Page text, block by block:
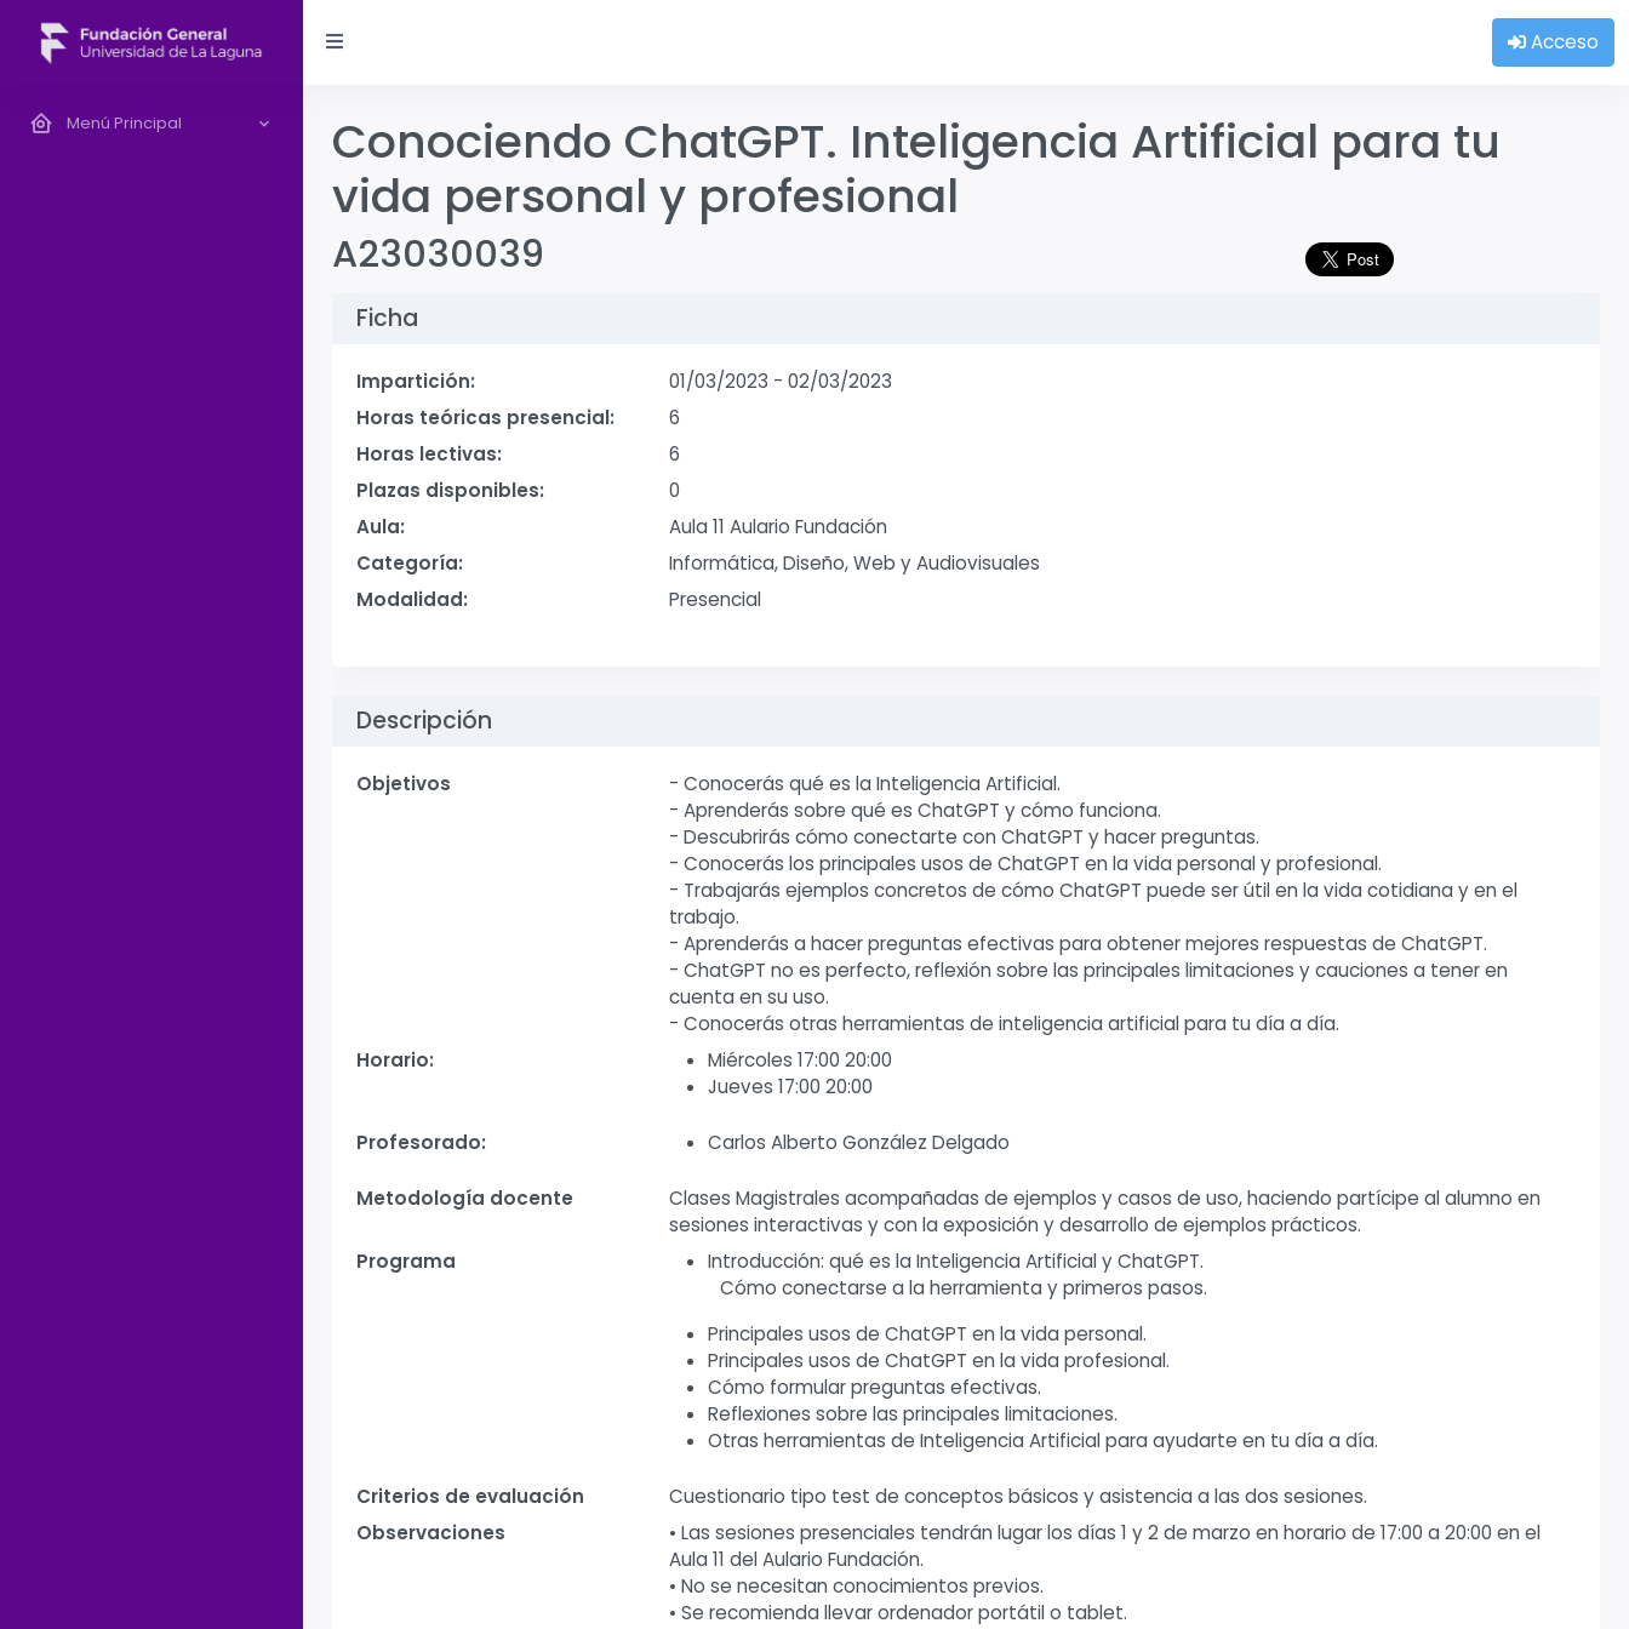
Acceso
Menú Principal
Conociendo ChatGPT. Inteligencia Artificial para tu
vida personal y profesional
A23030039
Ficha
Impartición: 01/03/2023 - 02/03/2023
Horas teóricas presencial:
6
Horas lectivas:
6
Plazas disponibles:
0
Aula:
Aula 11 Aulario Fundación
Categoría:
Informática, Diseño, Web y Audiovisuales
Modalidad:
Presencial
Descripción
Objetivos
- Conocerás qué es la Inteligencia Artificial.
- Aprenderás sobre qué es ChatGPT y cómo funciona.
- Descubrirás cómo conectarte con ChatGPT y hacer preguntas.
- Conocerás los principales usos de ChatGPT en la vida personal y profesional.
- Trabajarás ejemplos concretos de cómo ChatGPT puede ser útil en la vida cotidiana y en el
trabajo.
- Aprenderás a hacer preguntas efectivas para obtener mejores respuestas de ChatGPT.
- ChatGPT no es perfecto, reflexión sobre las principales limitaciones y cauciones a tener en
cuenta en su uso.
- Conocerás otras herramientas de inteligencia artificial para tu día a día.
Horario:
Miércoles 17:00 20:00
Jueves 17:00 20:00
Profesorado: Carlos Alberto González Delgado
Metodología docente
Clases Magistrales acompañadas de ejemplos y casos de uso, haciendo partícipe al alumno en
sesiones interactivas y con la exposición y desarrollo de ejemplos prácticos.
Programa
Introducción: qué es la Inteligencia Artificial y ChatGPT.
Cómo conectarse a la herramienta y primeros pasos.
Principales usos de ChatGPT en la vida personal.
Principales usos de ChatGPT en la vida profesional.
Cómo formular preguntas efectivas.
Reflexiones sobre las principales limitaciones.
Otras herramientas de Inteligencia Artificial para ayudarte en tu día a día.
Criterios de evaluación
Cuestionario tipo test de conceptos básicos y asistencia a las dos sesiones.
Observaciones
• Las sesiones presenciales tendrán lugar los días 1 y 2 de marzo en horario de 17:00 a 20:00 en el
Aula 11 del Aulario Fundación.
• No se necesitan conocimientos previos.
• Se recomienda llevar ordenador portátil o tablet.